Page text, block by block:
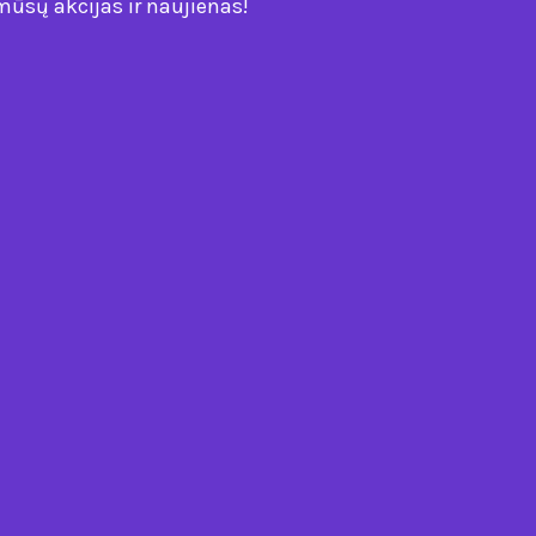
akcijas ir naujienas!